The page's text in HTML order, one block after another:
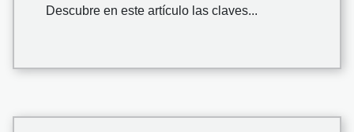
Descubre en este artículo las claves...